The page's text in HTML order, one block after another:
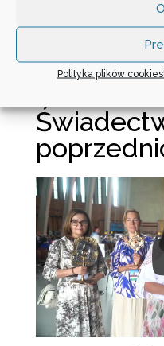
Polityka plików cookies
1 / 5